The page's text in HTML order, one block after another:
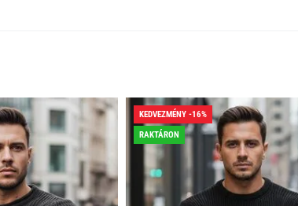
KEDVEZMÉNY -16%
RAKTÁRON